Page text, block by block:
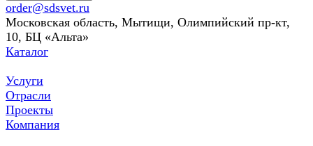
order@sdsvet.ru
Московская область, Мытищи, Олимпийский пр-кт,
10, БЦ «Альта»
Каталог
Услуги
Отрасли
Проекты
Компания